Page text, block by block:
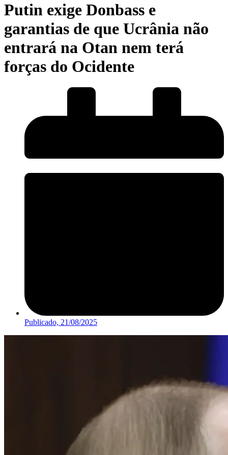
Putin exige Donbass e
garantias de que Ucrânia não
entrará na Otan nem terá
forças do Ocidente
Publicado, 21/08/2025